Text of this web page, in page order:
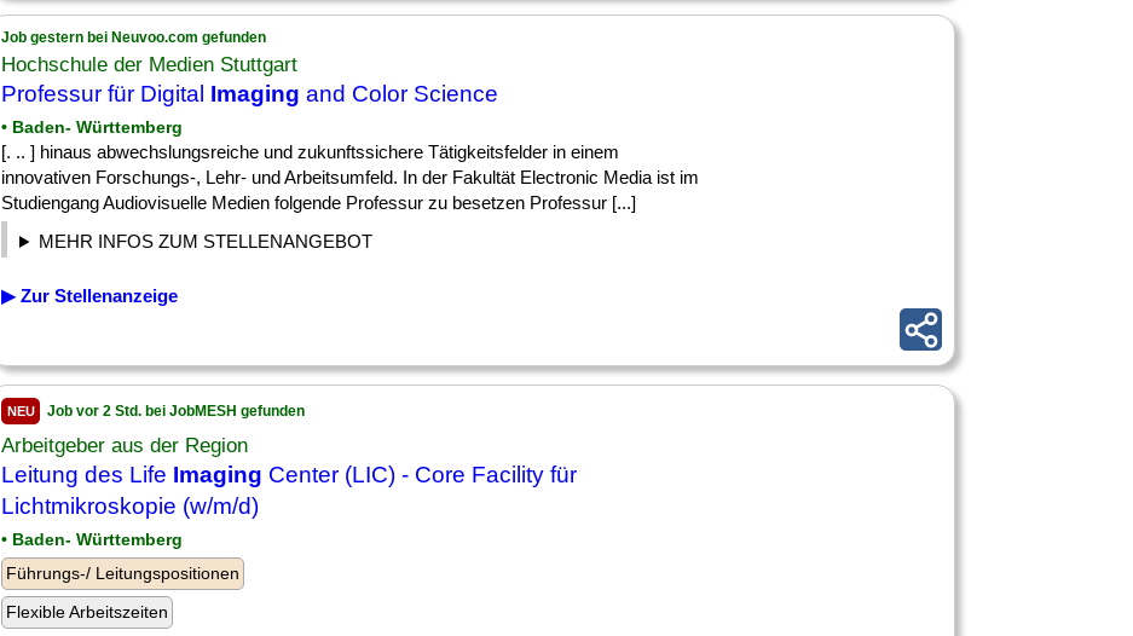
Job gestern bei Neuvoo.com gefunden
Hochschule der Medien Stuttgart
Professur für Digital Imaging and Color Science
• Baden- Württemberg
[. .. ] hinaus abwechslungsreiche und zukunftssichere Tätigkeitsfelder in einem
innovativen Forschungs-, Lehr- und Arbeitsumfeld. In der Fakultät Electronic Media ist im
Studiengang Audiovisuelle Medien folgende Professur zu besetzen Professur [...]
MEHR INFOS ZUM STELLENANGEBOT
▶ Zur Stellenanzeige
NEU Job vor 2 Std. bei JobMESH gefunden
Arbeitgeber aus der Region
Leitung des Life Imaging Center (LIC) - Core Facility für
Lichtmikroskopie (w/m/d)
• Baden- Württemberg
Führungs-/ Leitungspositionen
Flexible Arbeitszeiten